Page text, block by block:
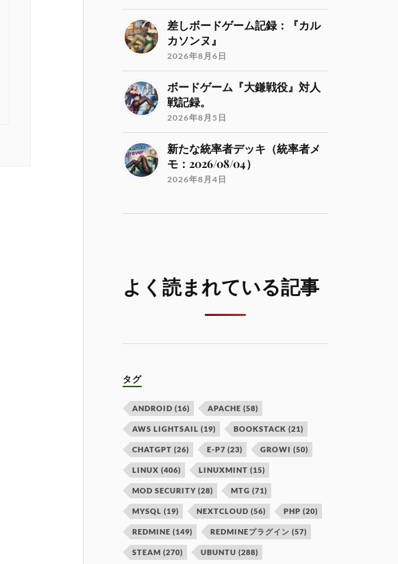
差しボードゲーム記録：『カル
カソンヌ』
2026年8月6日
ボードゲーム『大鎌戦役』対人
戦記録。
2026年8月5日
新たな統率者デッキ（統率者メ
モ：2026/08/04）
2026年8月4日
よく読まれている記事
タグ
ANDROID (16) APACHE (58)
AWS LIGHTSAIL (19) BOOKSTACK (21)
CHATGPT (26) E-P7 (23) GROWI (50)
LINUX (406) LINUXMINT (15)
MOD SECURITY (28) MTG (71)
MYSQL (19) NEXTCLOUD (56) PHP (20)
REDMINE (149) REDMINEプラグイン (57)
STEAM (270) UBUNTU (288)